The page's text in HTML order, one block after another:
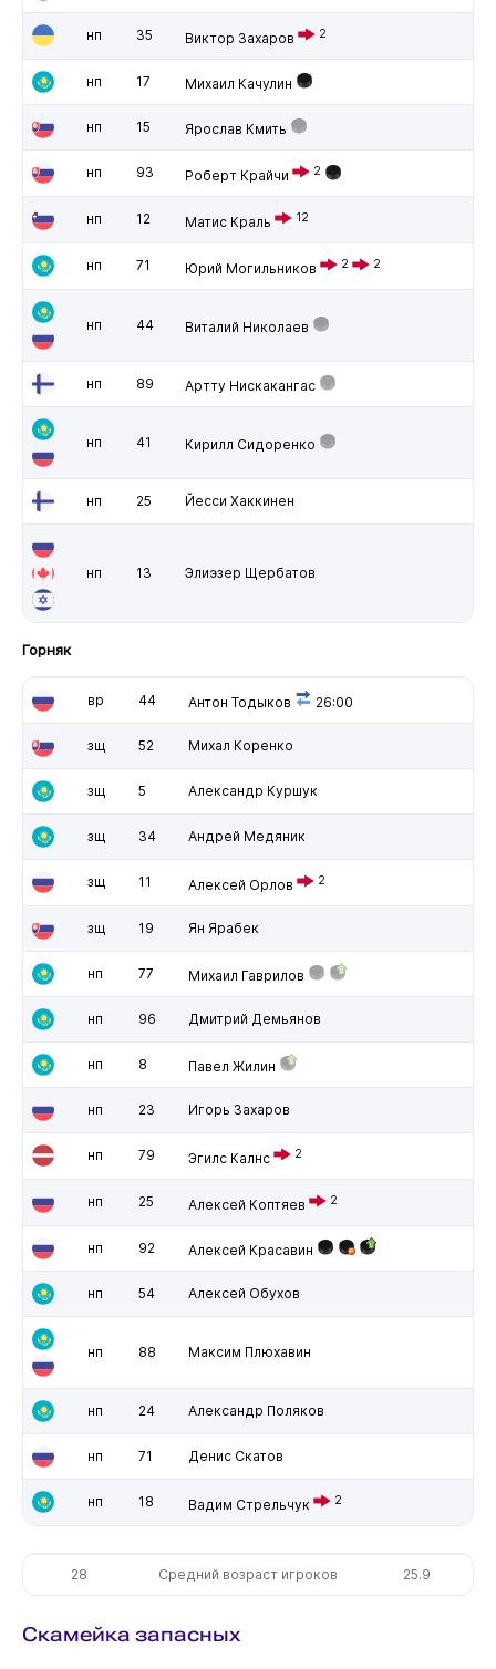
нп 35 Виктор Захаров 2
нп 17 Михаил Качулин
нп 15 Ярослав Кмить
нп 93 Роберт Крайчи 2
нп 12 Матис Краль 12
нп 71 Юрий Могильников 2 2
нп 44 Виталий Николаев
нп 89 Артту Нискакангас
нп 41 Кирилл Сидоренко
нп 25 Йесси Хаккинен
нп 13 Элиэзер Щербатов
Горняк
вр 44 Антон Тодыков 26:00
зщ 52 Михал Коренко
зщ 5 Александр Куршук
зщ 34 Андрей Медяник
зщ 11 Алексей Орлов 2
зщ 19 Ян Ярабек
нп 77 Михаил Гаврилов
нп 96 Дмитрий Демьянов
нп 8 Павел Жилин
нп 23 Игорь Захаров
нп 79 Эгилс Калнс 2
нп 25 Алексей Коптяев 2
нп 92 Алексей Красавин
нп 54 Алексей Обухов
нп 88 Максим Плюхавин
нп 24 Александр Поляков
нп 71 Денис Скатов
нп 18 Вадим Стрельчук 2
28 Средний возраст игроков 25.9
Скамейка запасных